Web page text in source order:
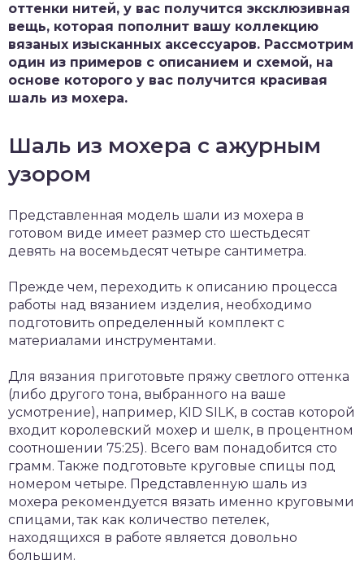
оттенки нитей, у вас получится эксклюзивная
вещь, которая пополнит вашу коллекцию
вязаных изысканных аксессуаров. Рассмотрим
один из примеров с описанием и схемой, на
основе которого у вас получится красивая
шаль из мохера.
Шаль из мохера с ажурным
узором
Представленная модель шали из мохера в
готовом виде имеет размер сто шестьдесят
девять на восемьдесят четыре сантиметра.
Прежде чем, переходить к описанию процесса
работы над вязанием изделия, необходимо
подготовить определенный комплект с
материалами инструментами.
Для вязания приготовьте пряжу светлого оттенка
(либо другого тона, выбранного на ваше
усмотрение), например, KID SILK, в состав которой
входит королевский мохер и шелк, в процентном
соотношении 75:25). Всего вам понадобится сто
грамм. Также подготовьте круговые спицы под
номером четыре. Представленную шаль из
мохера рекомендуется вязать именно круговыми
спицами, так как количество петелек,
находящихся в работе является довольно
большим.